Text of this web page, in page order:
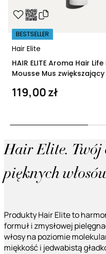
Hair Elite
BESTSELLER
HAIR ELITE Aroma Hair
Mousse Mus
119,00 zł
Hair Elite. Twój
pięknych
Produkty Hair Elite to
formuł i zmysłowej
włosy na poziomie
miękkość i jedwabistą